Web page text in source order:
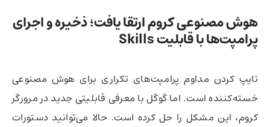
هوش مصنوعی کروم ارتقا یافت؛ ذخیره و اجرای
پرامپت‌ها با قابلیت Skills
تایپ کردن مداوم پرامپت‌های تکراری برای هوش مصنوعی
خسته‌کننده است. اما گوگل با معرفی قابلیتی جدید در مرورگر
کروم، این مشکل را حل کرده است. حالا می‌توانید دستورات